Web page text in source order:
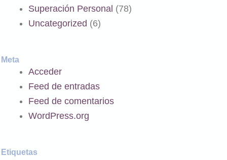
Superación Personal (78)
Uncategorized (6)
Meta
Acceder
Feed de entradas
Feed de comentarios
WordPress.org
Etiquetas